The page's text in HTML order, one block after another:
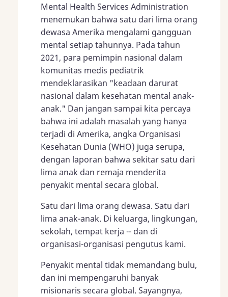
Mental Health Services Administration
menemukan bahwa satu dari lima orang
dewasa Amerika mengalami gangguan
mental setiap tahunnya. Pada tahun
2021, para pemimpin nasional dalam
komunitas medis pediatrik
mendeklarasikan "keadaan darurat
nasional dalam kesehatan mental anak-
anak." Dan jangan sampai kita percaya
bahwa ini adalah masalah yang hanya
terjadi di Amerika, angka Organisasi
Kesehatan Dunia (WHO) juga serupa,
dengan laporan bahwa sekitar satu dari
lima anak dan remaja menderita
penyakit mental secara global.
Satu dari lima orang dewasa. Satu dari
lima anak-anak. Di keluarga, lingkungan,
sekolah, tempat kerja -- dan di
organisasi-organisasi pengutus kami.
Penyakit mental tidak memandang bulu,
dan ini mempengaruhi banyak
misionaris secara global. Sayangnya,